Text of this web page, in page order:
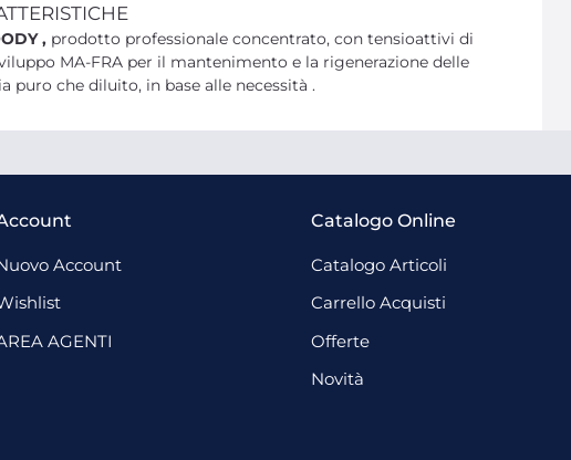
, prodotto professionale concentrato, con tensioattivi di
MA-FRA per il mantenimento e la rigenerazione delle
puro che diluito, in base alle necessità .
Account
AGENTI
Catalogo Online
Catalogo Articoli
Carrello Acquisti
Offerte
Novità